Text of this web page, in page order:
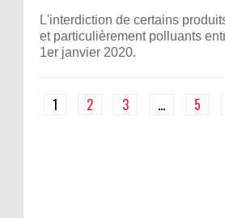
L'interdiction de certains
et particulièrement polluants
1er janvier 2020.
1 2 3 … 5